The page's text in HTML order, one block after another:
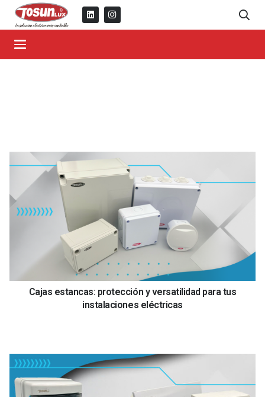
Cajas estancas: protección y versatilidad para tus
instalaciones eléctricas